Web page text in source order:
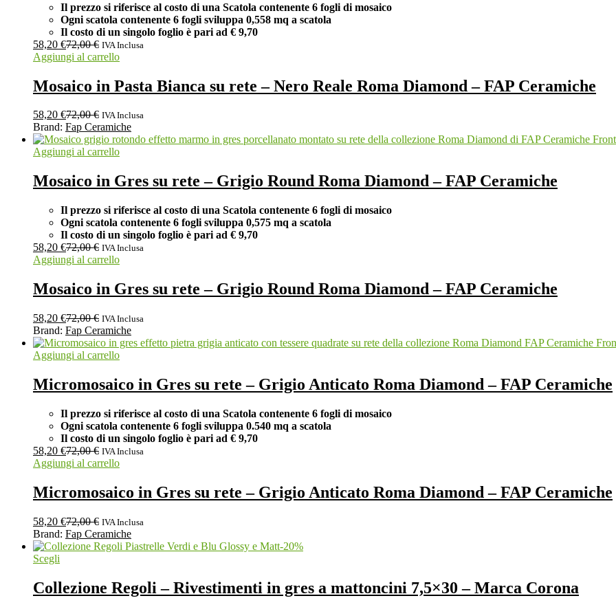
Il prezzo si riferisce al costo di una Scatola contenente 6 fogli di mosaico
Ogni scatola contenente 6 fogli sviluppa 0,558 mq a scatola
Il costo di un singolo foglio è pari ad € 9,70
58,20 €72,00€ IVA Inclusa
Aggiungi al carrello
Mosaico in Pasta Bianca su rete – Nero Reale Roma Diamond – FAP Ceramiche
58,20 €72,00€ IVA Inclusa
Brand: Fap Ceramiche
Aggiungi al carrello
Mosaico in Gres su rete – Grigio Round Roma Diamond – FAP Ceramiche
Il prezzo si riferisce al costo di una Scatola contenente 6 fogli di mosaico
Ogni scatola contenente 6 fogli sviluppa 0,575 mq a scatola
Il costo di un singolo foglio è pari ad € 9,70
58,20 €72,00€ IVA Inclusa
Aggiungi al carrello
Mosaico in Gres su rete – Grigio Round Roma Diamond – FAP Ceramiche
58,20 €72,00€ IVA Inclusa
Brand: Fap Ceramiche
Aggiungi al carrello
Micromosaico in Gres su rete – Grigio Anticato Roma Diamond – FAP Ceramiche
Il prezzo si riferisce al costo di una Scatola contenente 6 fogli di mosaico
Ogni scatola contenente 6 fogli sviluppa 0.540 mq a scatola
Il costo di un singolo foglio è pari ad € 9,70
58,20 €72,00€ IVA Inclusa
Aggiungi al carrello
Micromosaico in Gres su rete – Grigio Anticato Roma Diamond – FAP Ceramiche
58,20 €72,00€ IVA Inclusa
Brand: Fap Ceramiche
-20%
Scegli
Collezione Regoli – Rivestimenti in gres a mattoncini 7,5×30 – Marca Corona